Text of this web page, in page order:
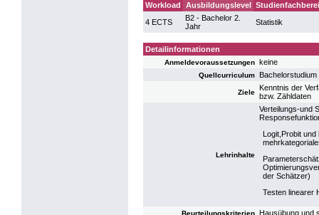
Workload Ausbildungslevel
4 ECTS
B2 - Bachelor 2.
Jahr
Statistik
Detailinformationen
Anmeldevoraussetzungen keine
Quellcurriculum
Ziele
Kenntnis der
bzw. Zähldaten
Lehrinhalte
Verteilungs-und
Logit,Probit
der Schätzer)
Testen linearer
Beurteilungskriterien Hausübung und